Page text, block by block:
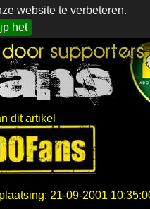
website te verbeteren.
het
dit artikel
21-09-2001